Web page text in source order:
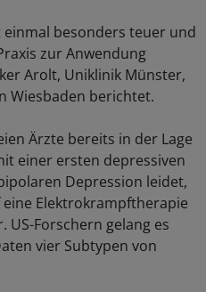
besonders teuer und
zur Anwendung
Arolt, Uniklinik Münster,
Wiesbaden berichtet.
Ärzte bereits in der Lage
einer ersten depressiven
Depression leidet,
Elektrokrampftherapie
US-Forschern gelang es
vier Subtypen von